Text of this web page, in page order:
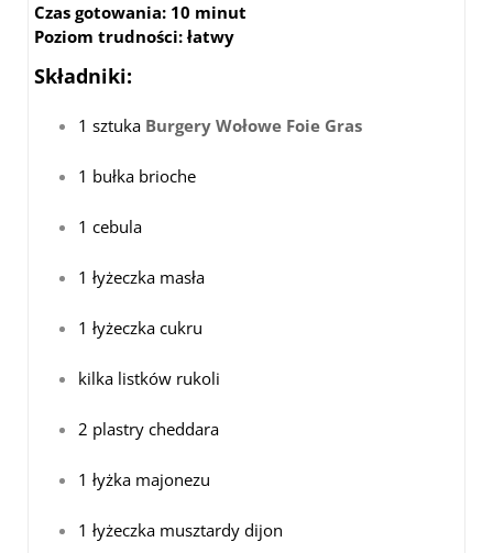
Czas gotowania: 10 minut
Poziom trudności: łatwy
Składniki:
1 sztuka Burgery Wołowe Foie Gras
1 bułka brioche
1 cebula
1 łyżeczka masła
1 łyżeczka cukru
kilka listków rukoli
2 plastry cheddara
1 łyżka majonezu
1 łyżeczka musztardy dijon